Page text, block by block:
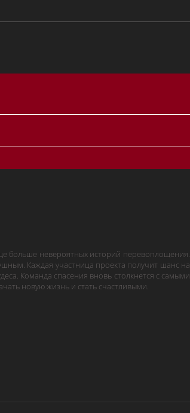
больше невероятных историй перевоплощения.
Каждая участница проекта получит шанс на
Команда спасения вновь столкнется с самыми
новую жизнь и стать счастливыми.